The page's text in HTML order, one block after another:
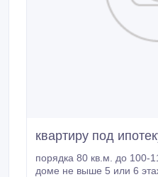
квартиру под
порядка 80 кв.м. до 100-
доме не выше 5 или 6